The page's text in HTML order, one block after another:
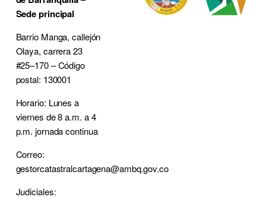
Sede principal
Barrio Manga, callejón
Olaya, carrera 23
#25–170 – Código
postal: 130001
Horario: Lunes a
viernes de 8 a.m. a 4
p.m. jornada continua
Correo:
gestorcatastralcartagena@ambq.gov.co
Judiciales: